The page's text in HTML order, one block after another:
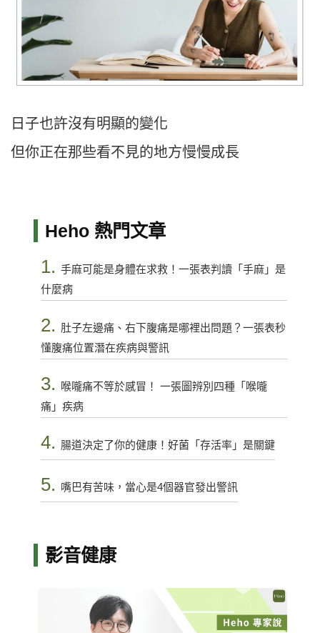
日子也許沒有明顯的變化
但你正在那些看不見的地方慢慢成長
Heho 熱門文章
1. 手麻可能是身體在求救！一張表判讀「手麻」是
什麼病
2. 肚子左邊痛、右下腹痛是哪裡出問題？一張表秒
懂腹痛位置潛在疾病與警訊
3.
喉嚨痛不等於感冒！ 一張圖辨別四種「喉嚨
痛」疾病
4. 腸道決定了你的健康！好菌「存活率」是關鍵
5. 嘴巴有苦味，當心是4個器官發出警訊
影音健康